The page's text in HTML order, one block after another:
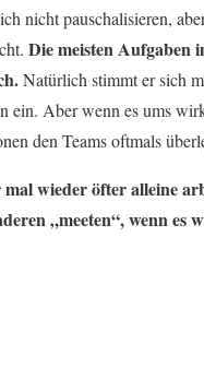
nicht pauschalisieren,
Die meisten Aufgaben
Natürlich stimmt er sich
ein. Aber wenn es ums
den Teams oftmals
wieder öfter alleine
„meeten“, wenn es